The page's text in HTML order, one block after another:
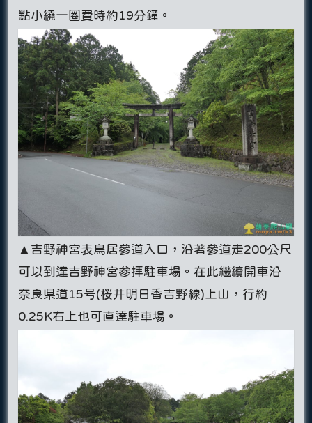
點小繞一圈費時約19分鐘。
▲吉野神宮表鳥居參道入口，沿著參道走200公尺
可以到達吉野神宮参拝駐車場。在此繼續開車沿
奈良県道15号(桜井明日香吉野線)上山，行約
0.25K右上也可直達駐車場。